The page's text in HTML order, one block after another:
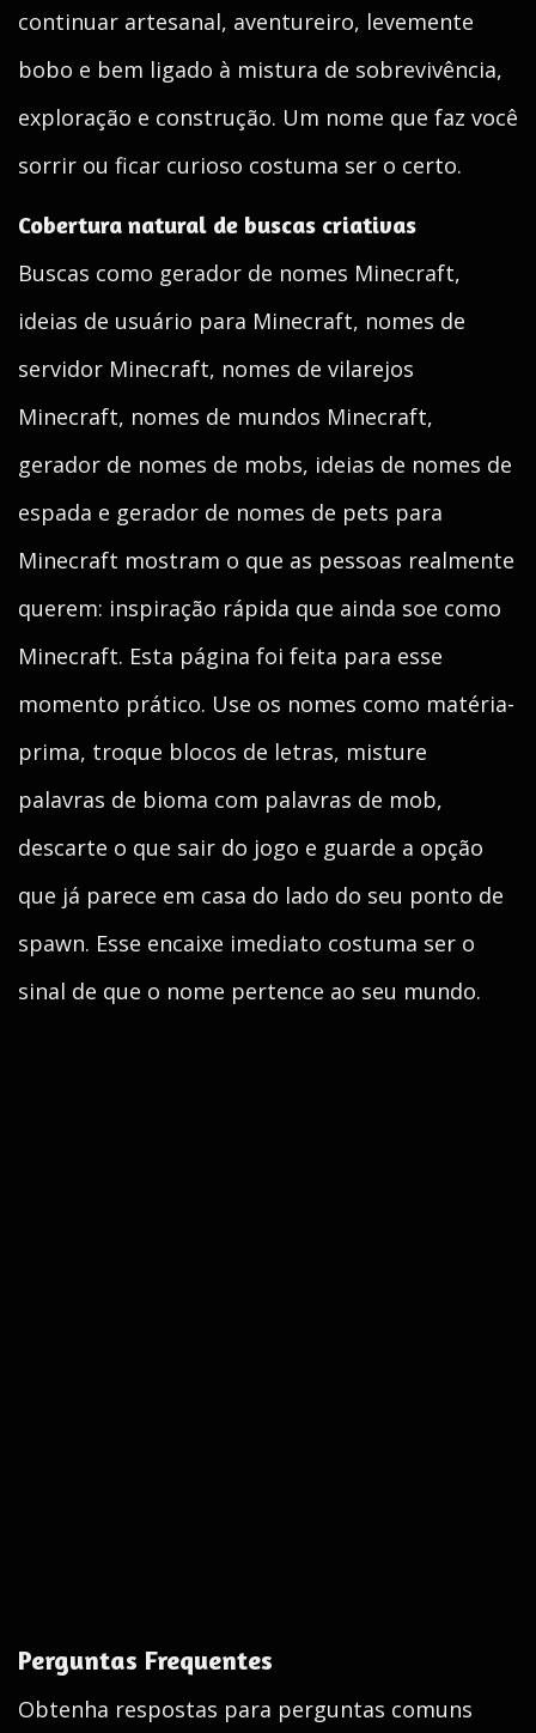
continuar artesanal, aventureiro, levemente
bobo e bem ligado à mistura de sobrevivência,
exploração e construção. Um nome que faz você
sorrir ou ficar curioso costuma ser o certo.
Cobertura natural de buscas criativas
Buscas como gerador de nomes Minecraft,
ideias de usuário para Minecraft, nomes de
servidor Minecraft, nomes de vilarejos
Minecraft, nomes de mundos Minecraft,
gerador de nomes de mobs, ideias de nomes de
espada e gerador de nomes de pets para
Minecraft mostram o que as pessoas realmente
querem: inspiração rápida que ainda soe como
Minecraft. Esta página foi feita para esse
momento prático. Use os nomes como matéria-
prima, troque blocos de letras, misture
palavras de bioma com palavras de mob,
descarte o que sair do jogo e guarde a opção
que já parece em casa do lado do seu ponto de
spawn. Esse encaixe imediato costuma ser o
sinal de que o nome pertence ao seu mundo.
Perguntas Frequentes
Obtenha respostas para perguntas comuns